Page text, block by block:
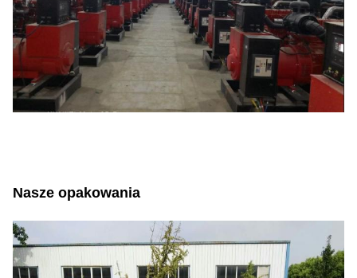
Nasze opakowania